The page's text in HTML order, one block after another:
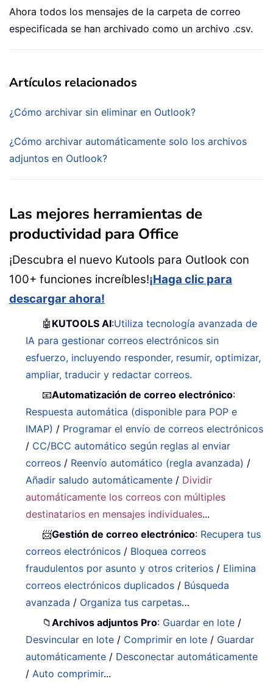
Ahora todos los mensajes de la carpeta de correo
especificada se han archivado como un archivo .csv.
Artículos relacionados
¿Cómo archivar sin eliminar en Outlook?
¿Cómo archivar automáticamente solo los archivos
adjuntos en Outlook?
Las mejores herramientas de
productividad para Office
¡Descubra el nuevo Kutools para Outlook con
100+ funciones increíbles!¡Haga clic para
descargar ahora!
🤖 KUTOOLS AI:Utiliza tecnología avanzada de
IA para gestionar correos electrónicos sin
esfuerzo, incluyendo responder, resumir, optimizar,
ampliar, traducir y redactar correos.
📧Automatización de correo electrónico:
Respuesta automática (disponible para POP e
IMAP) / Programar el envío de correos electrónicos
/ CC/BCC automático según reglas al enviar
correos / Reenvío automático (regla avanzada) /
Añadir saludo automáticamente / Dividir
automáticamente los correos con múltiples
destinatarios en mensajes individuales...
📨Gestión de correo electrónico: Recupera tus
correos electrónicos / Bloquea correos
fraudulentos por asunto y otros criterios / Elimina
correos electrónicos duplicados / Búsqueda
avanzada / Organiza tus carpetas…
📁Archivos adjuntos Pro: Guardar en lote /
Desvincular en lote / Comprimir en lote / Guardar
automáticamente / Desconectar automáticamente
/Auto comprimir...